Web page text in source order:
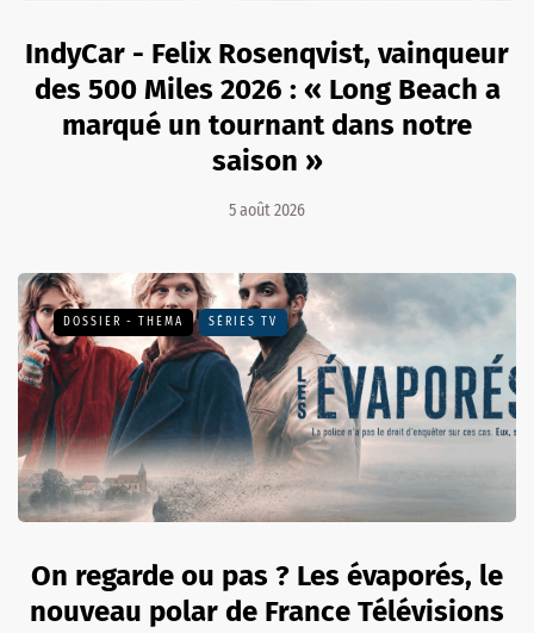
IndyCar - Felix Rosenqvist, vainqueur
des 500 Miles 2026 : « Long Beach a
marqué un tournant dans notre
saison »
5 août 2026
DOSSIER - THEMA SÉRIES TV
On regarde ou pas ? Les évaporés, le
nouveau polar de France Télévisions